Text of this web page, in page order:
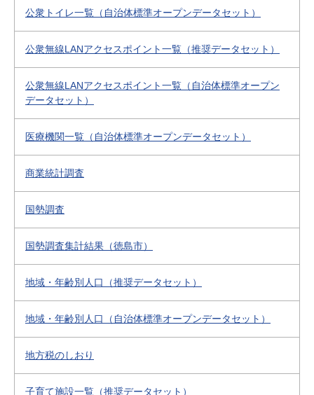
公衆トイレ一覧（自治体標準オープンデータセット）
公衆無線LANアクセスポイント一覧（推奨データセット）
公衆無線LANアクセスポイント一覧（自治体標準オープン
データセット）
医療機関一覧（自治体標準オープンデータセット）
商業統計調査
国勢調査
国勢調査集計結果（徳島市）
地域・年齢別人口（推奨データセット）
地域・年齢別人口（自治体標準オープンデータセット）
地方税のしおり
子育て施設一覧（推奨データセット）